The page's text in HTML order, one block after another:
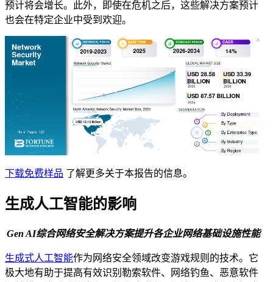
预计将会增长。此外，即使在危机之后，这些解决方案预计
也会在特定企业中受到欢迎。
下载免费样品 了解更多关于本报告的信息。
生成人工智能的影响
Gen AI综合网络安全解决方案提升各企业网络基础设施性能
生成式人工智能作为网络安全领域改变游戏规则的技术。它
极大地有助于提高有效识别勒索软件、网络钓鱼、恶意软件